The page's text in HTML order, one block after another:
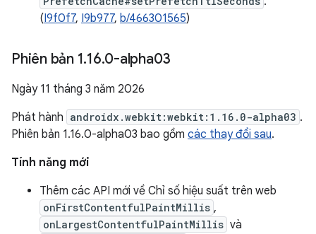
(I9f0f7, I9b977, b/466301565)
Phiên bản 1.16.0-alpha03
Ngày 11 tháng 3 năm 2026
Phát hành androidx.webkit:webkit:1.16.0-alpha03 .
Phiên bản 1.16.0-alpha03 bao gồm các thay đổi sau.
Tính năng mới
Thêm các API mới về Chỉ số hiệu suất trên web
onFirstContentfulPaintMillis ,
onLargestContentfulPaintMillis và